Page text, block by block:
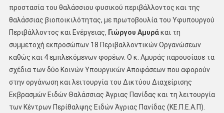
προστασία του θαλάσσιου φυσικού περιβάλλοντος και της
θαλάσσιας βιοποικιλότητας, με πρωτοβουλία του Υφυπουργού
Περιβάλλοντος και Ενέργειας, Γιώργου Αμυράκαι τη
συμμετοχή εκπροσώπων 18 Περιβαλλοντικών Οργανώσεων
καθώς και 4 εμπλεκόμενων φορέων. Ο κ. Αμυράς παρουσίασε τα
σχέδια των δύο Κοινών Υπουργικών Αποφάσεων που αφορούν
στην οργάνωση και λειτουργία του Δικτύου Διαχείρισης
Εκβρασμών Ειδών Θαλάσσιας Άγριας Πανίδας και τη λειτουργία
των Κέντρων Περίθαλψης Ειδών Άγριας Πανίδας (ΚΕ.Π.Ε.Α.Π).